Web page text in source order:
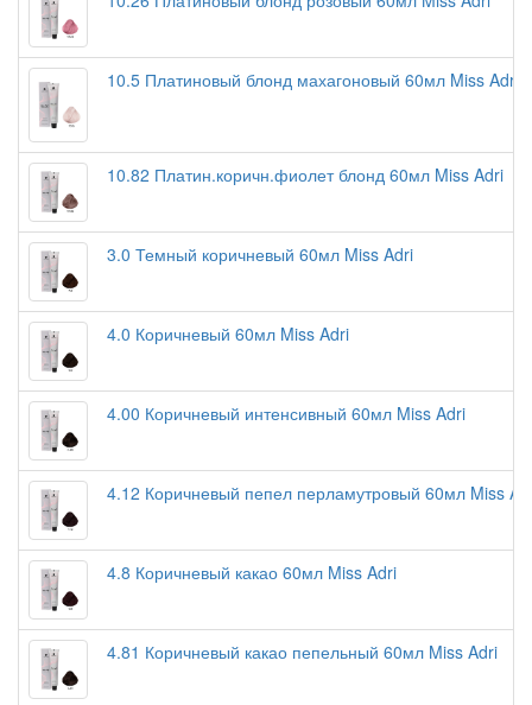
10.5 Платиновый блонд махагоновый 60мл Miss Adri
10.82 Платин.коричн.фиолет блонд 60мл Miss Adri
3.0 Темный коричневый 60мл Miss Adri
4.0 Коричневый 60мл Miss Adri
4.00 Коричневый интенсивный 60мл Miss Adri
4.12 Коричневый пепел перламутровый 60мл Miss
4.8 Коричневый какао 60мл Miss Adri
4.81 Коричневый какао пепельный 60мл Miss Adri